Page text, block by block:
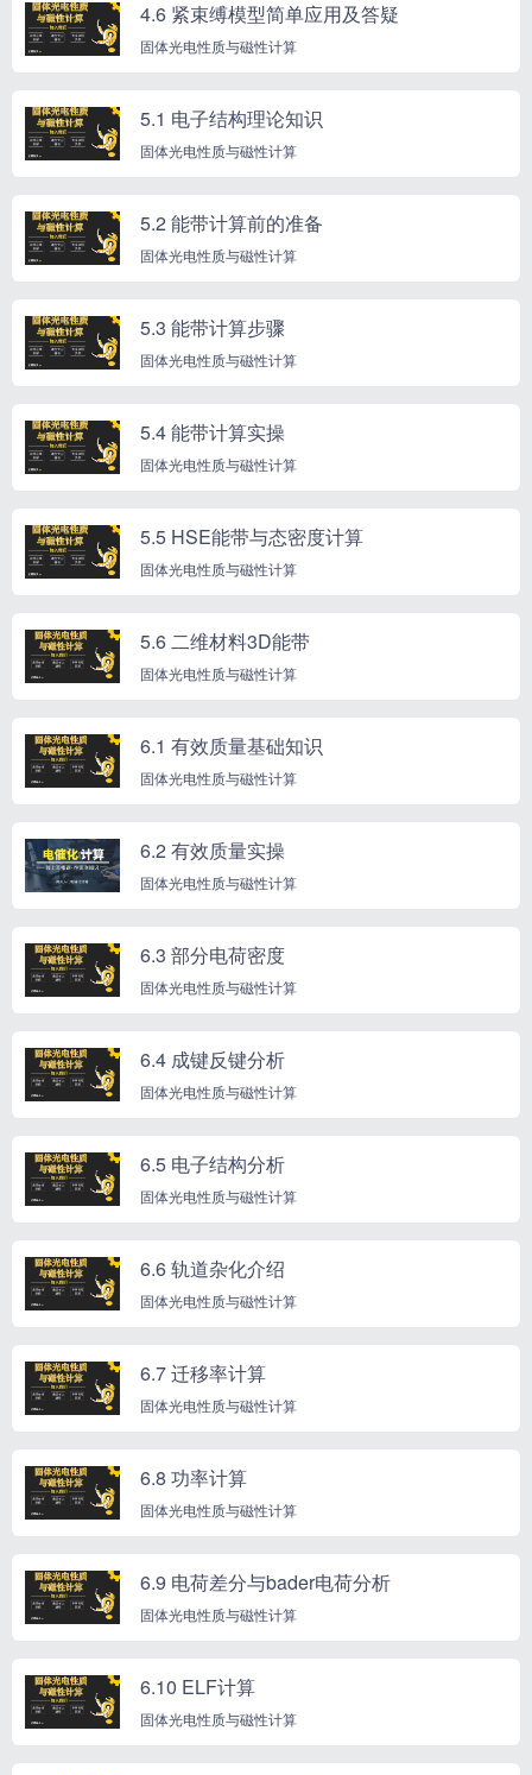
4.6 紧束缚模型简单应用及答疑
固体光电性质与磁性计算
5.1 电子结构理论知识
固体光电性质与磁性计算
5.2 能带计算前的准备
固体光电性质与磁性计算
5.3 能带计算步骤
固体光电性质与磁性计算
5.4 能带计算实操
固体光电性质与磁性计算
5.5 HSE能带与态密度计算
固体光电性质与磁性计算
5.6 二维材料3D能带
固体光电性质与磁性计算
6.1 有效质量基础知识
固体光电性质与磁性计算
6.2 有效质量实操
固体光电性质与磁性计算
6.3 部分电荷密度
固体光电性质与磁性计算
6.4 成键反键分析
固体光电性质与磁性计算
6.5 电子结构分析
固体光电性质与磁性计算
6.6 轨道杂化介绍
固体光电性质与磁性计算
6.7 迁移率计算
固体光电性质与磁性计算
6.8 功率计算
固体光电性质与磁性计算
6.9 电荷差分与bader电荷分析
固体光电性质与磁性计算
6.10 ELF计算
固体光电性质与磁性计算